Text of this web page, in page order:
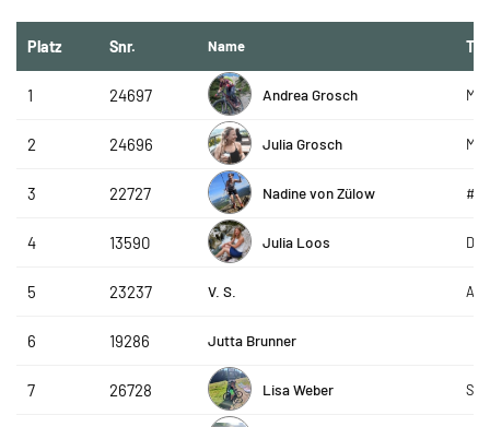
Platz Snr. Name
1 24697 Andrea Grosch
2 24696 Julia Grosch
3 22727 Nadine von Zülow
4 13590 Julia Loos De
5 23237 V. S.
6 19286 Jutta Brunner
7 26728 Lisa Weber Ski